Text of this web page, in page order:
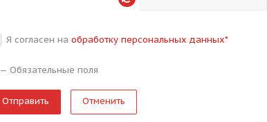
Я согласен наобработку персональных данных*
—Обязательные поля
Отменить